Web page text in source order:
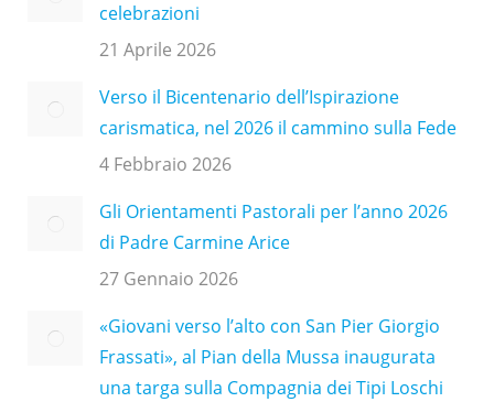
celebrazioni
21 Aprile 2026
Verso il Bicentenario dell’Ispirazione
carismatica, nel 2026 il cammino sulla Fede
4 Febbraio 2026
Gli Orientamenti Pastorali per l’anno 2026
di Padre Carmine Arice
27 Gennaio 2026
«Giovani verso l’alto con San Pier Giorgio
Frassati», al Pian della Mussa inaugurata
una targa sulla Compagnia dei Tipi Loschi